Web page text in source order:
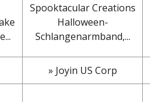
Spooktacular Creations
Halloween-
Schlangenarmband,...
» Joyin US Corp